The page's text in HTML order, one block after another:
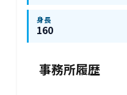
身長
160
事務所履歴